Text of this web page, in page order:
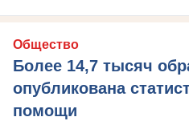
Общество
Более 14,7 тысяч
опубликована
помощи